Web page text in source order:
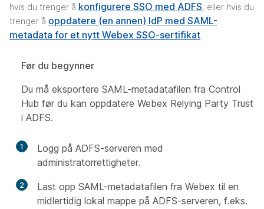
hvis du trenger å konfigurere SSO med ADFS , eller hvis du
trenger å oppdatere (en annen) IdP med SAML-
metadata for et nytt Webex SSO-sertifikat
Før du begynner
Du må eksportere SAML-metadatafilen fra Control
Hub før du kan oppdatere Webex Relying Party Trust
i ADFS.
1
Logg på ADFS-serveren med
administratorrettigheter.
2
Last opp SAML-metadatafilen fra Webex til en
midlertidig lokal mappe på ADFS-serveren, f.eks.